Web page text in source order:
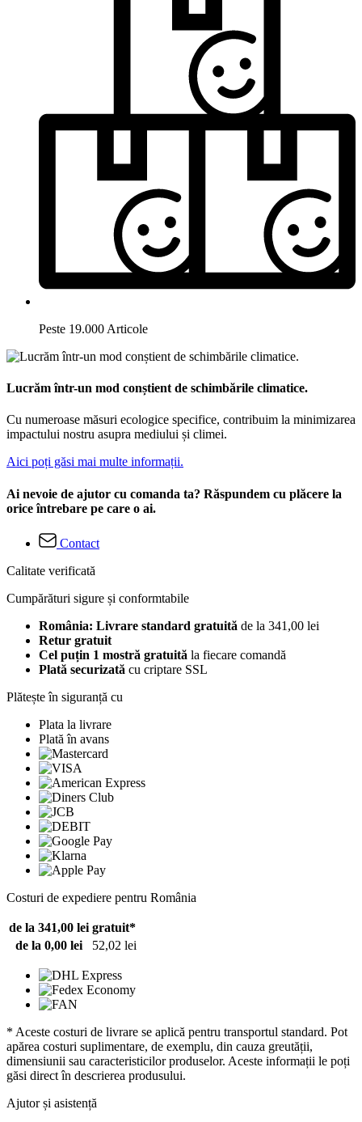
Peste 19.000 Articole
Lucrăm într-un mod conștient de schimbările climatice.
Cu numeroase măsuri ecologice specifice, contribuim la minimizarea
impactului nostru asupra mediului și climei.
Aici poți găsi mai multe informații.
Ai nevoie de ajutor cu comanda ta? Răspundem cu plăcere la
orice întrebare pe care o ai.
Contact
Calitate verificată
Cumpărături sigure și conformtabile
România: Livrare standard gratuită de la 341,00 lei
Retur gratuit
Cel puțin 1 mostră gratuită la fiecare comandă
Plată securizată cu criptare SSL
Plătește în siguranță cu
Plata la livrare
Plată în avans
Costuri de expediere pentru România
de la 341,00 lei gratuit*
de la 0,00 lei
52,02 lei
* Aceste costuri de livrare se aplică pentru transportul standard. Pot
apărea costuri suplimentare, de exemplu, din cauza greutății,
dimensiunii sau caracteristicilor produselor. Aceste informații le poți
găsi direct în descrierea produsului.
Ajutor și asistență